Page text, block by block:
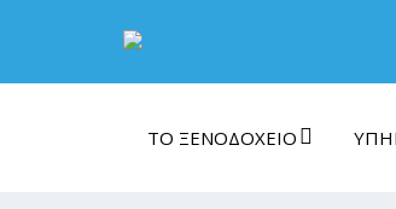
ΤΟ ΞΕΝΟΔΟΧΕΊΟ